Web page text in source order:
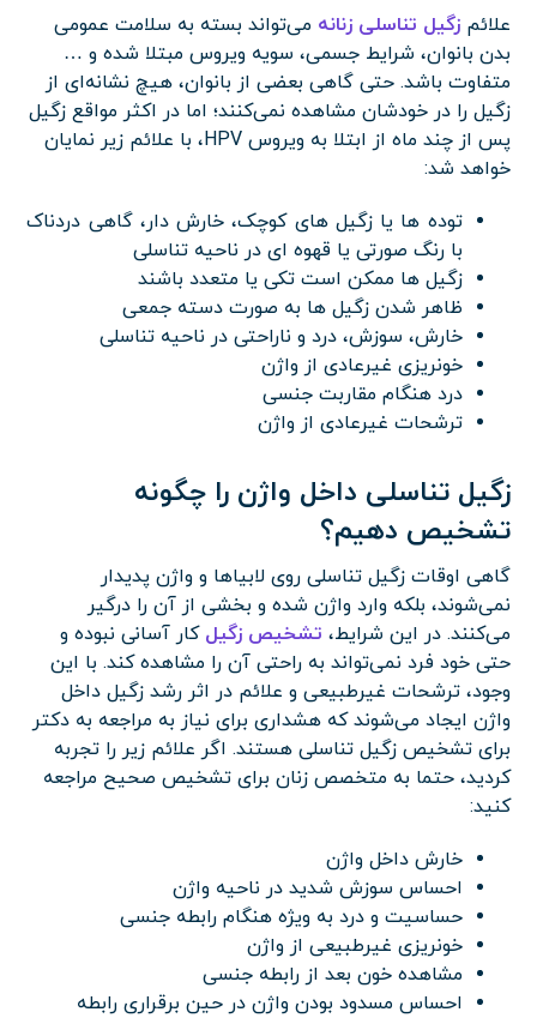
علائمزگیل تناسلی زنانه می‌تواند بسته به سلامت عمومی
بدن بانوان، شرایط جسمی، سویه ویروس مبتلا شده و …
متفاوت باشد. حتی گاهی بعضی از بانوان، هیچ نشانه‌ای از
زگیل را در خودشان مشاهده نمی‌کنند؛ اما در اکثر مواقع زگیل
پس از چند ماه از ابتلا به ویروس HPV، با علائم زیر نمایان
خواهد شد:
توده ها یا زگیل های کوچک، خارش دار، گاهی دردناک
با رنگ صورتی یا قهوه ای در ناحیه تناسلی
زگیل ها ممکن است تکی یا متعدد باشند
ظاهر شدن زگیل ها به صورت دسته جمعی
خارش، سوزش، درد و ناراحتی در ناحیه تناسلی
خونریزی غیرعادی از واژن
درد هنگام مقاربت جنسی
ترشحات غیرعادی از واژن
زگیل تناسلی داخل واژن را چگونه
تشخیص دهیم؟
گاهی اوقات زگیل تناسلی روی لابیاها و واژن پدیدار
نمی‌شوند، بلکه وارد واژن شده و بخشی از آن را درگیر
می‌کنند. در این شرایط، تشخیص زگیل کار آسانی نبوده و
حتی خود فرد نمی‌تواند به راحتی آن را مشاهده کند. با این
وجود، ترشحات غیرطبیعی و علائم در اثر رشد زگیل داخل
واژن ایجاد می‌شوند که هشداری برای نیاز به مراجعه به دکتر
برای تشخیص زگیل تناسلی هستند. اگر علائم زیر را تجربه
کردید، حتما به متخصص زنان برای تشخیص صحیح مراجعه
کنید:
خارش داخل واژن
احساس سوزش شدید در ناحیه واژن
حساسیت و درد به ویژه هنگام رابطه جنسی
خونریزی غیرطبیعی از واژن
مشاهده خون بعد از رابطه جنسی
احساس مسدود بودن واژن در حین برقراری رابطه